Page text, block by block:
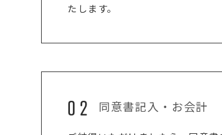
たします。
02 同意書記入・お会計